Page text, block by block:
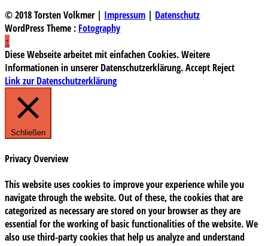
© 2018 Torsten Volkmer | Impressum | Datenschutz
WordPress Theme : Fotography
↑
Diese Webseite arbeitet mit einfachen Cookies. Weitere
Informationen in unserer Datenschutzerklärung.Accept Reject
Link zur Datenschutzerklärung
Schließen
Privacy Overview
This website uses cookies to improve your experience while you
navigate through the website. Out of these, the cookies that are
categorized as necessary are stored on your browser as they are
essential for the working of basic functionalities of the website. We
also use third-party cookies that help us analyze and understand